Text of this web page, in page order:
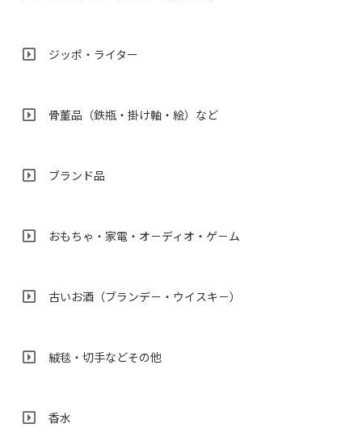
ジッポ・ライター
骨董品（鉄瓶・掛け軸・絵）など
ブランド品
おもちゃ・家電・オ－ディオ・ゲ－ム
古いお酒（ブランデ－・ウイスキ－）
絨毯・切手などその他
香水